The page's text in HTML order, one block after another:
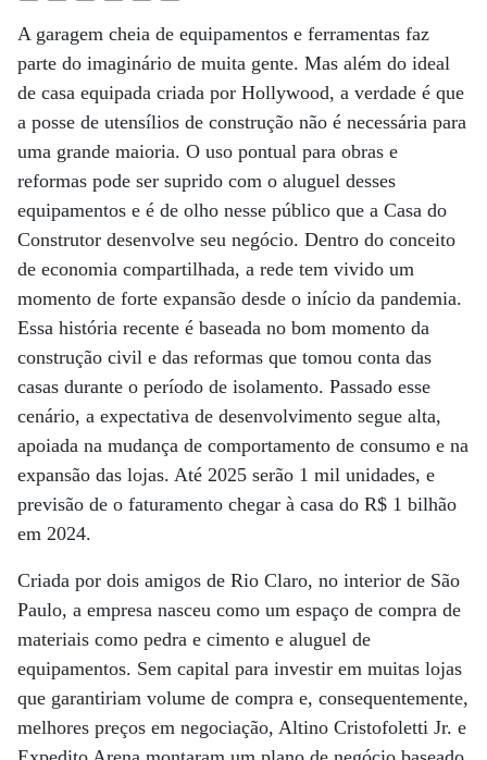
A garagem cheia de equipamentos e ferramentas faz
parte do imaginário de muita gente. Mas além do ideal
de casa equipada criada por Hollywood, a verdade é que
a posse de utensílios de construção não é necessária para
uma grande maioria. O uso pontual para obras e
reformas pode ser suprido com o aluguel desses
equipamentos e é de olho nesse público que a Casa do
Construtor desenvolve seu negócio. Dentro do conceito
de economia compartilhada, a rede tem vivido um
momento de forte expansão desde o início da pandemia.
Essa história recente é baseada no bom momento da
construção civil e das reformas que tomou conta das
casas durante o período de isolamento. Passado esse
cenário, a expectativa de desenvolvimento segue alta,
apoiada na mudança de comportamento de consumo e na
expansão das lojas. Até 2025 serão 1 mil unidades, e
previsão de o faturamento chegar à casa do R$ 1 bilhão
em 2024.
Criada por dois amigos de Rio Claro, no interior de São
Paulo, a empresa nasceu como um espaço de compra de
materiais como pedra e cimento e aluguel de
equipamentos. Sem capital para investir em muitas lojas
que garantiriam volume de compra e, consequentemente,
melhores preços em negociação, Altino Cristofoletti Jr. e